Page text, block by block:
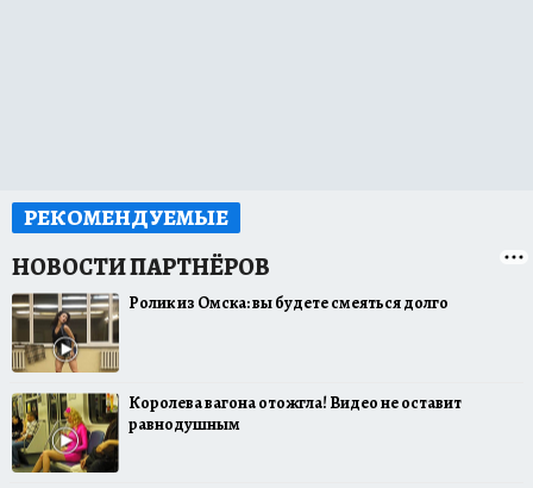
РЕКОМЕНДУЕМЫЕ
Ролик из Омска: вы будете смеяться долго
Королева вагона отожгла! Видео не оставит
равнодушным